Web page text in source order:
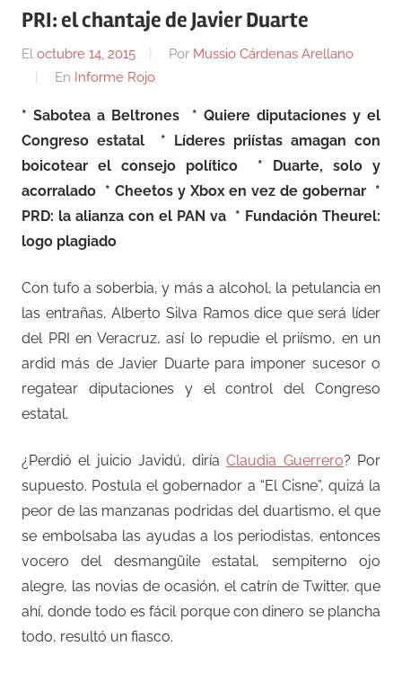
PRI: el chantaje de Javier Duarte
El octubre 14, 2015 Por Mussio Cárdenas Arellano
En Informe Rojo
* Sabotea a Beltrones
* Quiere diputaciones y el
Congreso estatal
* Líderes priístas amagan con
boicotear el consejo político
* Duarte, solo y
acorralado * Cheetos y Xbox en vez de gobernar *
PRD: la alianza con el PAN va * Fundación Theurel:
logo plagiado
Con tufo a soberbia, y más a alcohol, la petulancia en
las entrañas, Alberto Silva Ramos dice que será líder
del PRI en Veracruz, así lo repudie el priísmo, en un
ardid más de Javier Duarte para imponer sucesor o
regatear diputaciones y el control del Congreso
estatal.
¿Perdió el juicio Javidú, diríaClaudia Guerrero? Por
supuesto. Postula el gobernador a “El Cisne”, quizá la
peor de las manzanas podridas del duartismo, el que
se embolsaba las ayudas a los periodistas, entonces
vocero del desmangüile estatal, sempiterno ojo
alegre, las novias de ocasión, el catrín de Twitter, que
ahí, donde todo es fácil porque con dinero se plancha
todo, resultó un fiasco.